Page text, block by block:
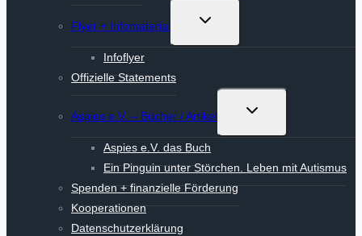
Flyer + Infomaterial
Untermenü
Infoflyer
Offizielle Statements
Aspies e.V. – Bücher / Artikel
Untermenü
Aspies e.V. das Buch
Ein Pinguin unter Störchen. Leben mit Autismus
Spenden + finanzielle Förderung
Kooperationen
Datenschutzerklärung